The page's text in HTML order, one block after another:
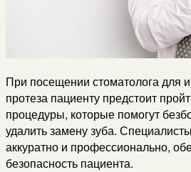
При посещении стоматолога для
протеза пациенту предстоит
процедуры, которые помогут
удалить замену зуба.
аккуратно и профессионально,
безопасность пациента.